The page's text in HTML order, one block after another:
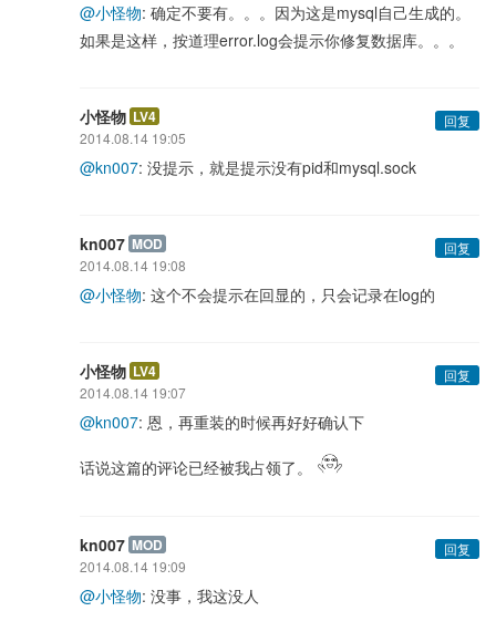
@小怪物: 确定不要有。。。因为这是mysql自己生成的。
如果是这样，按道理error.log会提示你修复数据库。。。
小怪物 LV4
回复
2014.08.14 19:05
@kn007: 没提示，就是提示没有pid和mysql.sock
kn007 MOD
回复
2014.08.14 19:08
@小怪物: 这个不会提示在回显的，只会记录在log的
小怪物 LV4
回复
2014.08.14 19:07
@kn007: 恩，再重装的时候再好好确认下
话说这篇的评论已经被我占领了。
kn007 MOD
回复
2014.08.14 19:09
@小怪物: 没事，我这没人